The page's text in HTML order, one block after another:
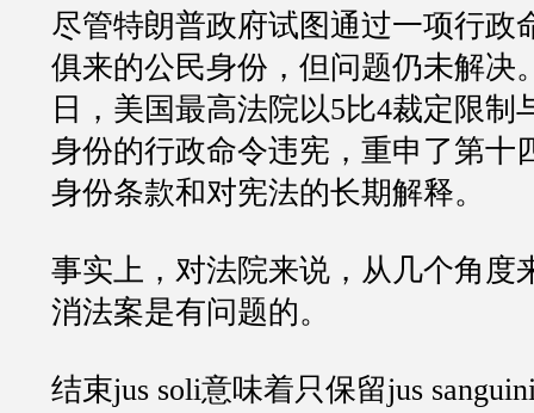
尽管特朗普政府试图通过一项行政
俱来的公民身份，但问题仍未解决
日，美国最高法院以5比4裁定限制
身份的行政命令违宪，重申了第十
身份条款和对宪法的长期解释。
事实上，对法院来说，从几个角度
消法案是有问题的。
结束jus soli意味着只保留jus